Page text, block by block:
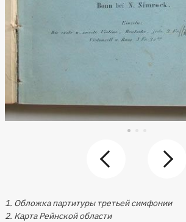
1. Обложка партитуры третьей симфонии
2. Карта Рейнской области